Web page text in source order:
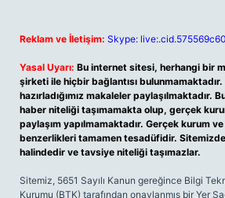
Reklam ve İletişim: Skype:
Yasal Uyarı: Bu internet sitesi, herhangi bir
şirketi ile hiçbir bağlantısı
hazırladığımız makaleler paylaşılmaktadır.
haber niteliği taşımamakta olup, gerçek
paylaşım yapılmamaktadır. Gerçek kurum
benzerlikleri tamamen tesadüfidir.
halindedir ve tavsiye niteliği taşımazlar.
Sitemiz, 5651 Sayılı Kanun gereğince Bilgi
Kurumu (BTK) tarafından onaylanmış bir Yer